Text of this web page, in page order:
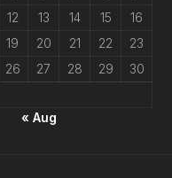
12 13 14 15
16
19 20 21 22
23
26 27 28 29
30
« Aug